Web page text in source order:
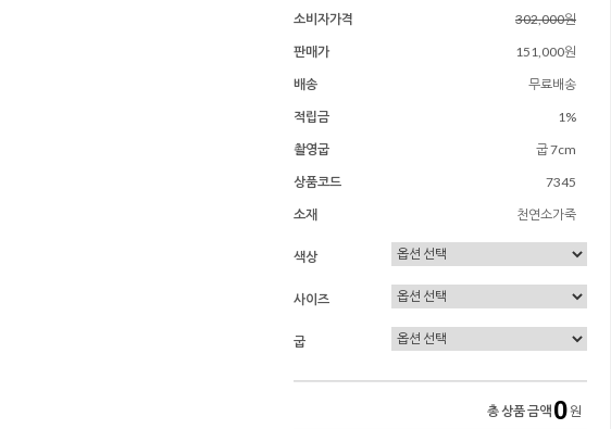
소비자가격
302,000원
판매가
151,000원
배송
무료배송
적립금
1%
촬영굽
굽 7cm
상품코드
7345
소재
천연소가죽
색상
사이즈
굽
총 상품 금액 0 원